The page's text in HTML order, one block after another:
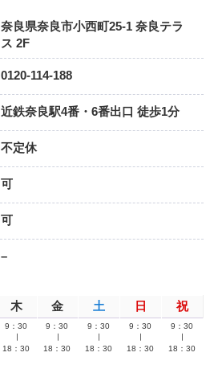
奈良県奈良市小西町25-1 奈良テラ
ス 2F
0120-114-188
近鉄奈良駅4番・6番出口 徒歩1分
不定休
可
可
–
木 金 土 日 祝
9：30
18：30
9：30
18：30
9：30
18：30
9：30
18：30
9：30
18：30